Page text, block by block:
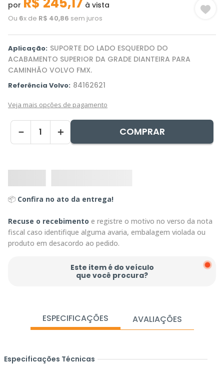
por à vista
Ou 6x de R$ 40,86 sem juros
Aplicação: SUPORTE DO LADO ESQUERDO DO
ACABAMENTO SUPERIOR DA GRADE DIANTEIRA PARA
CAMINHÃO VOLVO FMX.
Referência Volvo: 84162621
Veja mais opções de pagamento
＋
－ COMPRAR
📦 Confira no ato da entrega!
Recuse o recebimento e registre o motivo no verso da nota
fiscal caso identifique alguma avaria, embalagem violada ou
produto em desacordo ao pedido.
Este item é do veículo
que você procura?
ESPECIFICAÇÕES AVALIAÇÕES
Especificações Técnicas